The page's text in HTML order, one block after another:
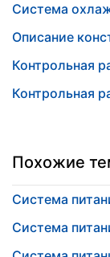
Система
Описание
Контрольная
Контрольная
Похожие
Система
Система